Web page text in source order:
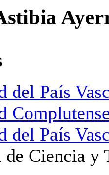
del País
del País
de Ciencia y